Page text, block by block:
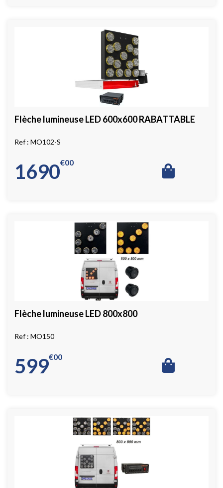
Flèche lumineuse LED 600x600 RABATTABLE
MO102-S
1690 00
€
Flèche lumineuse LED 800x800
MO150
599 00
€